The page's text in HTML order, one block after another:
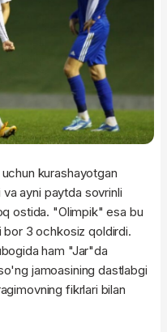
kurashayotgan
ayni paytda sovrinli
ostida. "Olimpik" esa bu
3 ochkosiz qoldirdi.
ham "Jar"da
jamoasining dastlabgi
fikrlari bilan